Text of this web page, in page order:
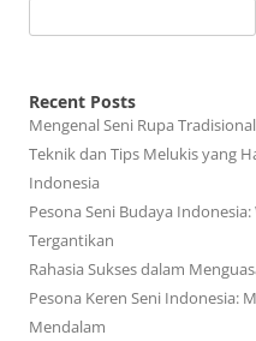
Recent Posts
Mengenal Seni Rupa
Teknik dan Tips Melukis yang
Indonesia
Pesona Seni Budaya
Tergantikan
Rahasia Sukses dalam
Pesona Keren Seni Indonesia:
Mendalam